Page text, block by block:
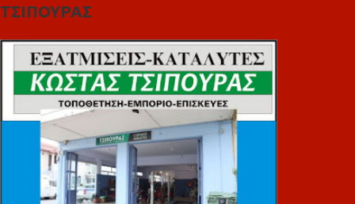
ΤΣΙΠΟΥΡΑΣ